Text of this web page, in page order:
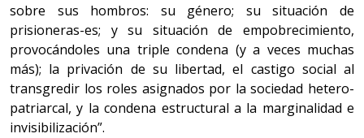
sobre sus hombros: su género; su situación de
prisioneras-es; y su situación de empobrecimiento,
provocándoles una triple condena (y a veces muchas
más); la privación de su libertad, el castigo social al
transgredir los roles asignados por la sociedad hetero-
patriarcal, y la condena estructural a la marginalidad e
invisibilización”.